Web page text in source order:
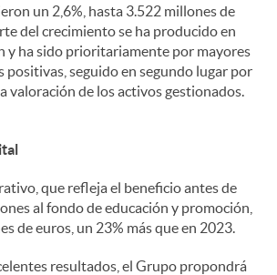
un 2,6%, hasta 3.522 millones de
del crecimiento se ha producido en
y ha sido prioritariamente por mayores
positivas, seguido en segundo lugar por
valoración de los activos gestionados.
que refleja el beneficio antes de
al fondo de educación y promoción,
de euros, un 23% más que en 2023.
resultados, el Grupo propondrá